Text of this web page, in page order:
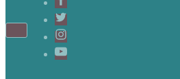
Navigations-